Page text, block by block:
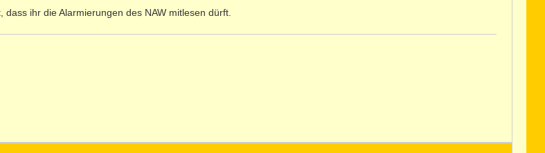
ihr die Alarmierungen des NAW mitlesen dürft.